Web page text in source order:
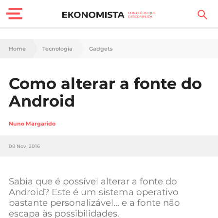
Finanças Pessoais
Carreira
Tecnologia
Negócios
Home Tecnologia Gadgets
Como alterar a fonte do
Android
Nuno Margarido
08 Nov, 2016
Sabia que é possível alterar a fonte do
Android? Este é um sistema operativo
bastante personalizável… e a fonte não
escapa às possibilidades.